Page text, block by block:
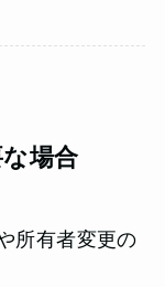
場合
所有者変更の